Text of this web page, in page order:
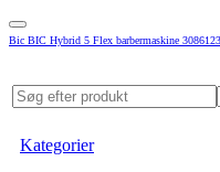
Bic BIC Hybrid 5 Flex barbermaskine
Kategorier